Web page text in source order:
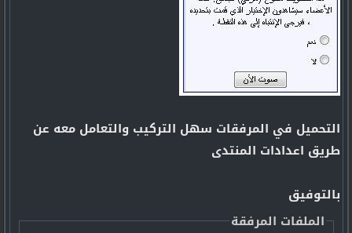
التحميل في المرفقات سهل التركيب والتعامل معه عن
طريق اعدادات المنتدى
بالتوفيق
الملفات المرفقة